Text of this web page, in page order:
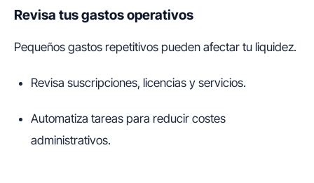
Revisa tus gastos operativos
Pequeños gastos repetitivos pueden afectar tu liquidez.
Revisa suscripciones, licencias y servicios.
Automatiza tareas para reducir costes
administrativos.